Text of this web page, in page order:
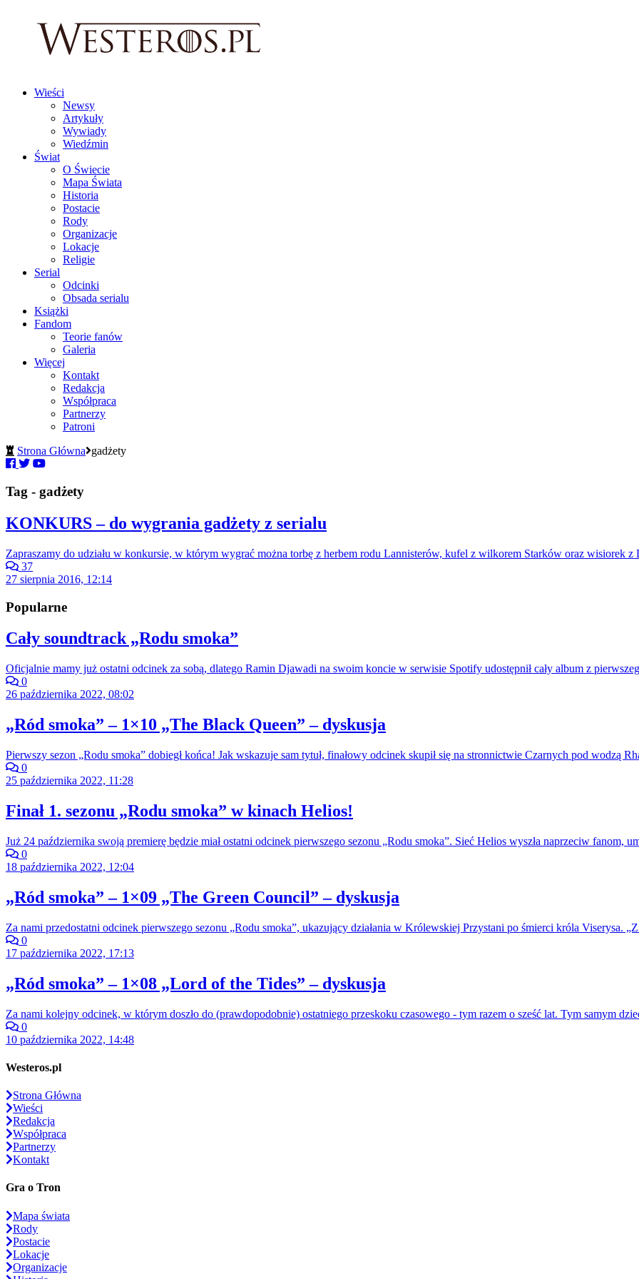
Wieści
Newsy
Artykuły
Wywiady
Wiedźmin
Świat
O Świecie
Mapa Świata
Historia
Postacie
Rody
Organizacje
Lokacje
Religie
Serial
Odcinki
Obsada serialu
Książki
Fandom
Teorie fanów
Galeria
Więcej
Kontakt
Redakcja
Współpraca
Partnerzy
Patroni
Strona Główna gadżety
Tag - gadżety
KONKURS – do wygrania gadżety z serialu
Zapraszamy do udziału w konkursie, w którym wygrać można torbę z herbem rodu Lannisterów, kufel z wilkorem Starków oraz wisiorek
37
27 sierpnia 2016, 12:14
Popularne
Cały soundtrack „Rodu smoka”
Oficjalnie mamy już ostatni odcinek za sobą, dlatego Ramin Djawadi na swoim koncie w serwisie Spotify udostępnił cały album z
0
26 października 2022, 08:02
„Ród smoka” – 1×10 „The Black Queen” – dyskusja
Pierwszy sezon „Rodu smoka” dobiegł końca! Jak wskazuje sam tytuł, finałowy odcinek skupił się na stronnictwie Czarnych pod wodzą
0
25 października 2022, 11:28
Finał 1. sezonu „Rodu smoka” w kinach Helios!
Już 24 października swoją premierę będzie miał ostatni odcinek pierwszego sezonu „Rodu smoka”. Sieć Helios wyszła naprzeciw
0
18 października 2022, 12:04
„Ród smoka” – 1×09 „The Green Council” – dyskusja
Za nami przedostatni odcinek pierwszego sezonu „Rodu smoka”, ukazujący działania w Królewskiej Przystani po śmierci króla
0
17 października 2022, 17:13
„Ród smoka” – 1×08 „Lord of the Tides” – dyskusja
Za nami kolejny odcinek, w którym doszło do (prawdopodobnie) ostatniego przeskoku czasowego - tym razem o sześć lat. Tym samym
0
10 października 2022, 14:48
Westeros.pl
Strona Główna
Wieści
Redakcja
Współpraca
Partnerzy
Kontakt
Gra o Tron
Mapa świata
Rody
Postacie
Lokacje
Organizacje